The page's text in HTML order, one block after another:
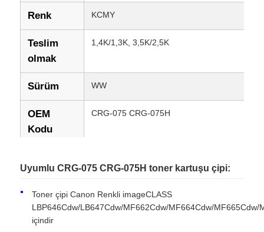
Renk KCMY
Teslim
olmak
1,4K/1,3K, 3,5K/2,5K
Sürüm WW
OEM
Kodu
CRG-075 CRG-075H
Modeller
LBP646Cdw/LB647Cdw/MF662Cdw/
Durum Yeni Uyumlu
Uyumlu CRG-075 CRG-075H toner kartuşu çipi:
Toner çipi Canon Renkli imageCLASS
LBP646Cdw/LB647Cdw/MF662Cdw/MF664Cdw/MF665Cdw/
içindir